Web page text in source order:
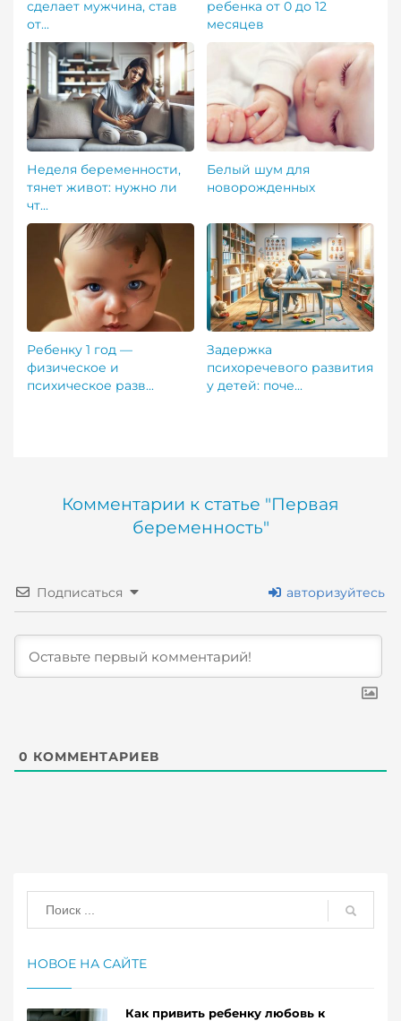
сделает мужчина, став
от...
Неделя беременности,
тянет живот: нужно ли
чт...
Ребенку 1 год —
физическое и
психическое разв...
ребенка от 0 до 12
месяцев
Белый шум для
новорожденных
Задержка
психоречевого развития
у детей: поче...
Комментарии к статье "Первая
беременность"
Подписаться авторизуйтесь
0 КОММЕНТАРИЕВ
НОВОЕ НА САЙТЕ
Как привить ребенку любовь к